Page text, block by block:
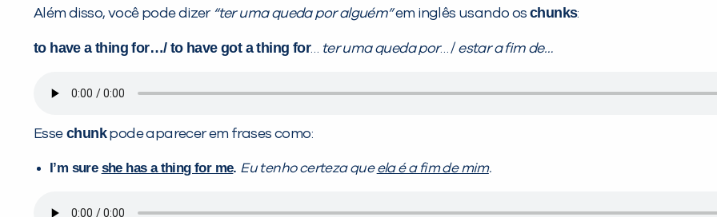
Além disso, você pode dizer “ter uma queda por alguém”em inglês usando oschunks:
to have a thing for…/ to have got a thing for… ter uma queda por… / estar a fim de…
Essechunkpode aparecer em frases como:
I’m sure she has a thing for me. Eu tenho certeza queela é a fim de mim.